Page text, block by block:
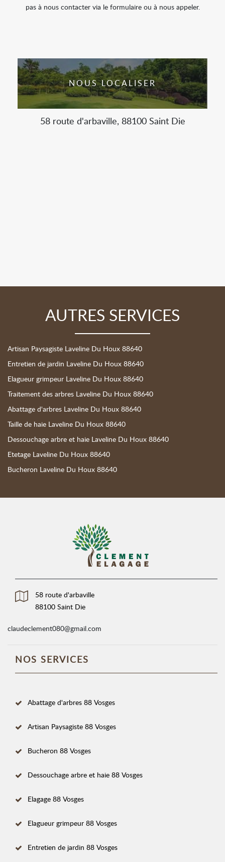
pas à nous contacter via le formulaire ou à nous appeler.
NOUS LOCALISER
58 route d'arbaville, 88100 Saint Die
AUTRES SERVICES
Artisan Paysagiste Laveline Du Houx 88640
Entretien de jardin Laveline Du Houx 88640
Elagueur grimpeur Laveline Du Houx 88640
Traitement des arbres Laveline Du Houx 88640
Abattage d'arbres Laveline Du Houx 88640
Taille de haie Laveline Du Houx 88640
Dessouchage arbre et haie Laveline Du Houx 88640
Etetage Laveline Du Houx 88640
Bucheron Laveline Du Houx 88640
58 route d'arbaville
88100 Saint Die
claudeclement080@gmail.com
NOS SERVICES
Abattage d'arbres 88 Vosges
Artisan Paysagiste 88 Vosges
Bucheron 88 Vosges
Dessouchage arbre et haie 88 Vosges
Elagage 88 Vosges
Elagueur grimpeur 88 Vosges
Entretien de jardin 88 Vosges